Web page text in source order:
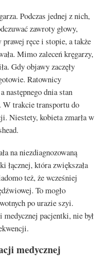
Podczas jednej z nich,
zawroty głowy,
ręce i stopie, a także
Mimo zaleceń kręgarzy,
Gdy objawy zaczęły
Ratownicy
następnego dnia stan
W trakcie transportu do
Niestety, kobieta zmarła w
na niezdiagnozowaną
łącznej, która zwiększała
też, że wcześniej
To mogło
po urazie szyi.
pacjentki, nie był
medycznej